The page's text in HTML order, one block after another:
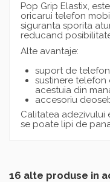
Pop Grip Elastix,
oricarui telefon
siguranta sporita
reducand
Alte avantaje:
suport de
sustinere telefon
acestuia din
accesoriu
Calitatea adezivului
se poate lipi de
16 alte produse in